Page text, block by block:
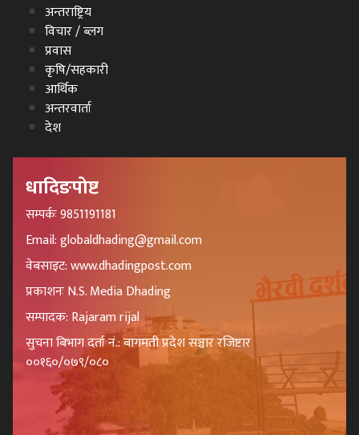
अन्तराष्ट्रिय
विचार / ब्लग
प्रवास
कृषि/सहकारी
आर्थिक
अन्तरवार्ता
देश
धादिङपोष्ट
सम्पर्कः 9851191181
Email: globaldhading@gmail.com
वेबसाइट: www.dhadingpost.com
प्रकाशनः N.S. Media Dhading
सम्पादक: Rajaram rijal
सुचना बिभाग दर्ता नं.: बागमती प्रदेश सञ्चार रजिष्टार
००१६०/०७९/०८०